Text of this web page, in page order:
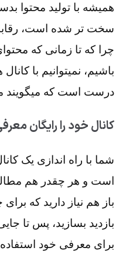
همیشه با تولید محتوا
سخت تر شده است،
چرا که تا زمانی که
باشیم، نمیتوانیم با
درست است که میگویند
کانال خود را رایگان
شما با راه اندازی یک
است و هر چقدر هم
باز هم نیاز دارید که
بازدید بسازید، پس تا
برای معرفی خود